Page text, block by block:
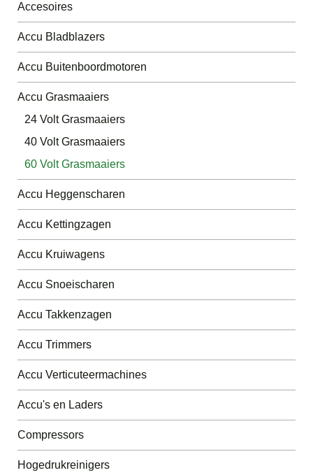
Accesoires
Accu Bladblazers
Accu Buitenboordmotoren
Accu Grasmaaiers
24 Volt Grasmaaiers
40 Volt Grasmaaiers
60 Volt Grasmaaiers
Accu Heggenscharen
Accu Kettingzagen
Accu Kruiwagens
Accu Snoeischaren
Accu Takkenzagen
Accu Trimmers
Accu Verticuteermachines
Accu's en Laders
Compressors
Hogedrukreinigers